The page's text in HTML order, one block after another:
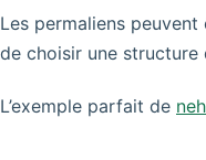
Les permaliens
de choisir une structure
L’exemple parfait de